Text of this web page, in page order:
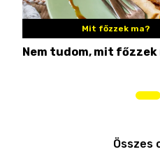
Mit főzzek ma?
Nem tudom, mit főzzek
Összes